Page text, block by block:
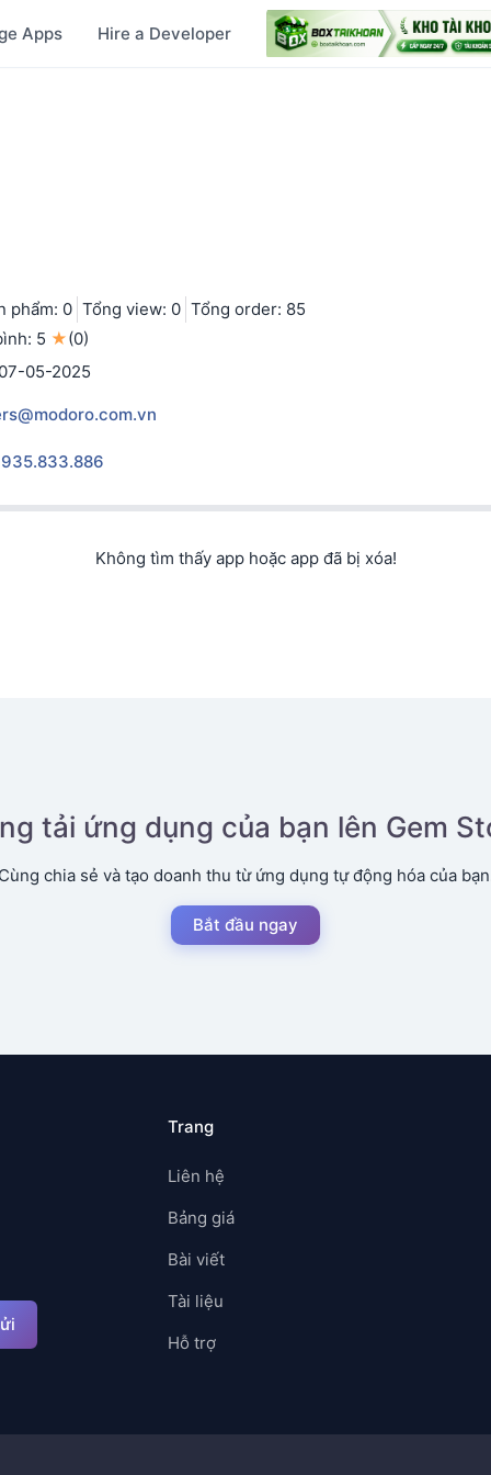
Apps Hire a Developer
phẩm: 0 Tổng view: 0 Tổng order: 85
5 ★(0)
05-2025
Không tìm thấy app hoặc app đã bị xóa!
tải ứng dụng của bạn lên Gem
chia sẻ và tạo doanh thu từ ứng dụng tự động hóa của
Bắt đầu ngay
Trang
Liên hệ
Bảng giá
Bài viết
Tài liệu
Hỗ trợ